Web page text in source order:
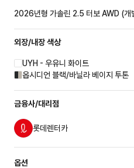
2026년형 가솔린 2.5 터보 AWD (개
외장/내장색상
UYH - 우유니 화이트
옵시디언 블랙/바닐라 베이지 투톤
금융사/대리점
롯데렌터카
옵션